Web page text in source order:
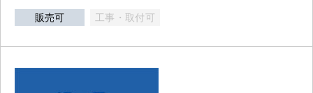
販売可 工事・取付可